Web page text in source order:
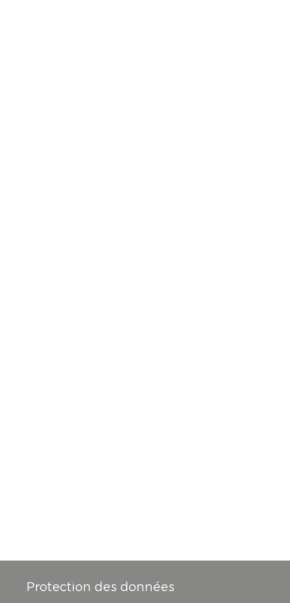
Protection des données